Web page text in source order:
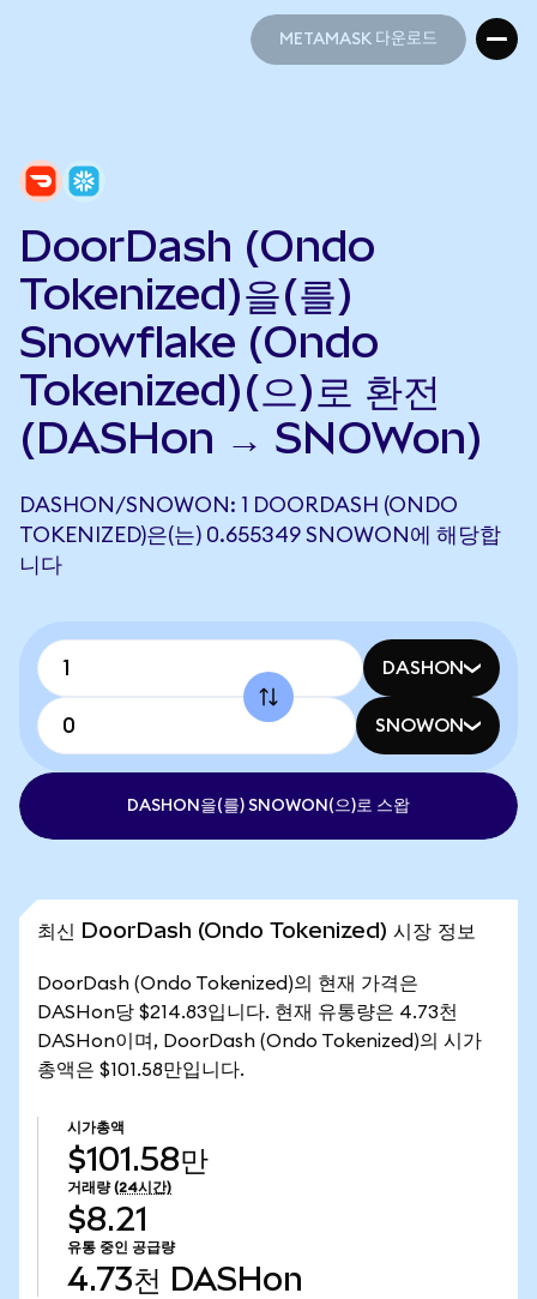
METAMASK 다운로드
DoorDash (Ondo
Tokenized)을(를)
Snowflake (Ondo
Tokenized)(으)로 환전
(DASHon → SNOWon)
DASHON/SNOWON: 1 DOORDASH (ONDO
TOKENIZED)은(는) 0.655349 SNOWON에 해당합
니다
DASHON
SNOWON
DASHON을(를) SNOWON(으)로 스왑
최신 DoorDash (Ondo Tokenized) 시장 정보
DoorDash (Ondo Tokenized)의 현재 가격은
DASHon당 $214.83입니다. 현재 유통량은 4.73천
DASHon이며, DoorDash (Ondo Tokenized)의 시가
총액은 $101.58만입니다.
시가총액
$101.58만
거래량 (24시간)
$8.21
유통 중인 공급량
4.73천 DASHon